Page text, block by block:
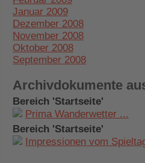
Januar 2009
Dezember 2008
November 2008
Oktober 2008
September 2008
Archivdokumente
Bereich 'Startseite'
Prima Wanderwetter ...
Bereich 'Startseite'
Impressionen vom